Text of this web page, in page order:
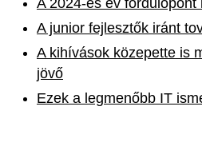
A 2024-es év
A junior fejlesztők iránt
A kihívások közepette is
jövő
Ezek a legmenőbb IT